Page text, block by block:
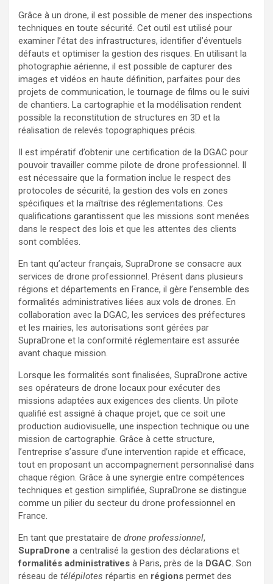
Grâce à un drone, il est possible de mener des inspections
techniques en toute sécurité. Cet outil est utilisé pour
examiner l’état des infrastructures, identifier d’éventuels
défauts et optimiser la gestion des risques. En utilisant la
photographie aérienne, il est possible de capturer des
images et vidéos en haute définition, parfaites pour des
projets de communication, le tournage de films ou le suivi
de chantiers. La cartographie et la modélisation rendent
possible la reconstitution de structures en 3D et la
réalisation de relevés topographiques précis.
Il est impératif d’obtenir une certification de la DGAC pour
pouvoir travailler comme pilote de drone professionnel. Il
est nécessaire que la formation inclue le respect des
protocoles de sécurité, la gestion des vols en zones
spécifiques et la maîtrise des réglementations. Ces
qualifications garantissent que les missions sont menées
dans le respect des lois et que les attentes des clients
sont comblées.
En tant qu’acteur français, SupraDrone se consacre aux
services de drone professionnel. Présent dans plusieurs
régions et départements en France, il gère l’ensemble des
formalités administratives liées aux vols de drones. En
collaboration avec la DGAC, les services des préfectures
et les mairies, les autorisations sont gérées par
SupraDrone et la conformité réglementaire est assurée
avant chaque mission.
Lorsque les formalités sont finalisées, SupraDrone active
ses opérateurs de drone locaux pour exécuter des
missions adaptées aux exigences des clients. Un pilote
qualifié est assigné à chaque projet, que ce soit une
production audiovisuelle, une inspection technique ou une
mission de cartographie. Grâce à cette structure,
l’entreprise s’assure d’une intervention rapide et efficace,
tout en proposant un accompagnement personnalisé dans
chaque région. Grâce à une synergie entre compétences
techniques et gestion simplifiée, SupraDrone se distingue
comme un pilier du secteur du drone professionnel en
France.
En tant que prestataire de drone professionnel,
SupraDrone a centralisé la gestion des déclarations et
formalités administratives à Paris, près de la DGAC. Son
réseau de télépilotes répartis en régions permet des